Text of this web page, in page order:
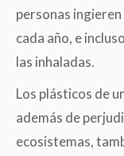
personas
cada año, e
las inhaladas.
Los plásticos de
además de
ecosistemas,